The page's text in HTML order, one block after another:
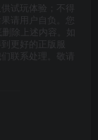
试玩体验；不得
请用户自负。您
除上述内容。如
更好的正版服
联系处理。敬请